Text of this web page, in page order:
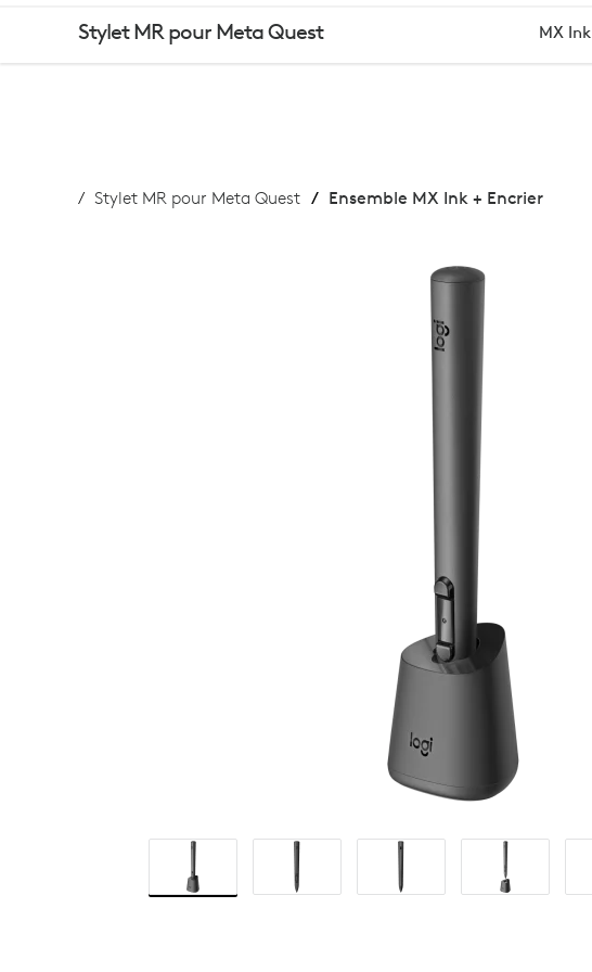
ACHETER
INK
Stylet MR pour Meta Quest MX Ink
Stylet MR pour Meta Quest Ensemble MX Ink + Encrier